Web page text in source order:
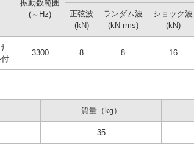
振動数範囲
(～Hz)
正弦波
(kN)
ランダム波
(kN rms)
ショック波
(kN)
3300 8 8 16
質量（kg）
35